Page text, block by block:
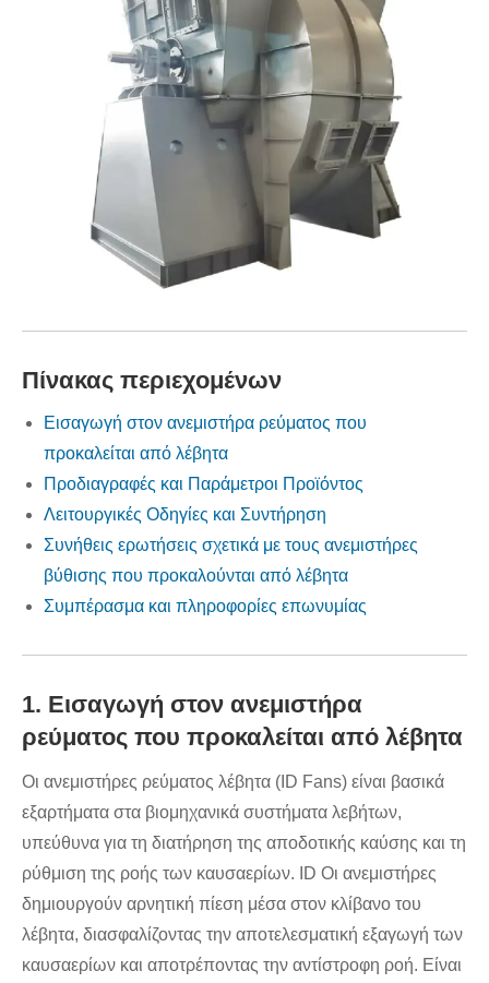
Πίνακας περιεχομένων
Εισαγωγή στον ανεμιστήρα ρεύματος που
προκαλείται από λέβητα
Προδιαγραφές και Παράμετροι Προϊόντος
Λειτουργικές Οδηγίες και Συντήρηση
Συνήθεις ερωτήσεις σχετικά με τους ανεμιστήρες
βύθισης που προκαλούνται από λέβητα
Συμπέρασμα και πληροφορίες επωνυμίας
1. Εισαγωγή στον ανεμιστήρα
ρεύματος που προκαλείται από λέβητα
Οι ανεμιστήρες ρεύματος λέβητα (ID Fans) είναι βασικά
εξαρτήματα στα βιομηχανικά συστήματα λεβήτων,
υπεύθυνα για τη διατήρηση της αποδοτικής καύσης και τη
ρύθμιση της ροής των καυσαερίων. ID Οι ανεμιστήρες
δημιουργούν αρνητική πίεση μέσα στον κλίβανο του
λέβητα, διασφαλίζοντας την αποτελεσματική εξαγωγή των
καυσαερίων και αποτρέποντας την αντίστροφη ροή. Είναι